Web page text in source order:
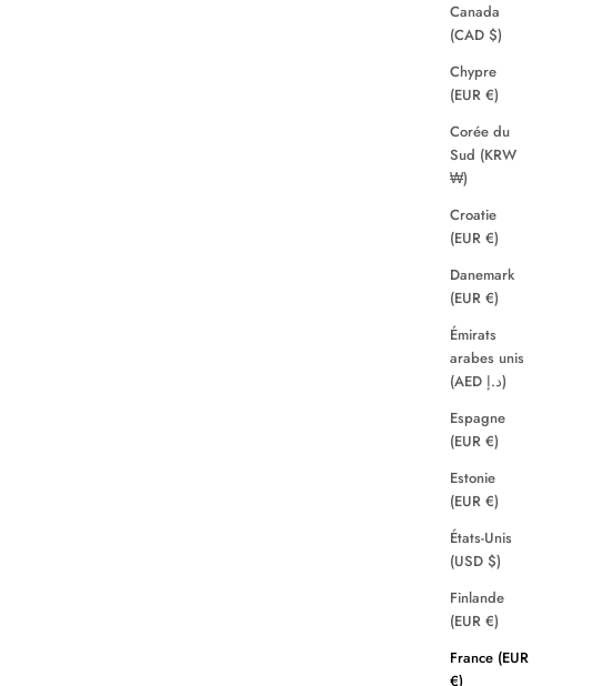
Canada
(CAD $)
Chypre
(EUR €)
Corée du
Sud (KRW
₩)
Croatie
(EUR €)
Danemark
(EUR €)
Émirats
arabes unis
(AED د.إ)
Espagne
(EUR €)
Estonie
(EUR €)
États-Unis
(USD $)
Finlande
(EUR €)
France (EUR
€)